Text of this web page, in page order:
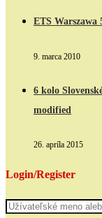
ETS Warszawa
9. marca 2010
6 kolo
modified
26. apríla 2015
Login/Register